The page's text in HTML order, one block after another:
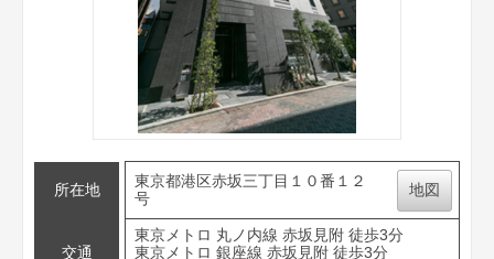
所在地
東京都港区赤坂三丁目１０番１２
号
地図
交通
東京メトロ 丸ノ内線 赤坂見附 徒歩3分
東京メトロ 銀座線 赤坂見附 徒歩3分